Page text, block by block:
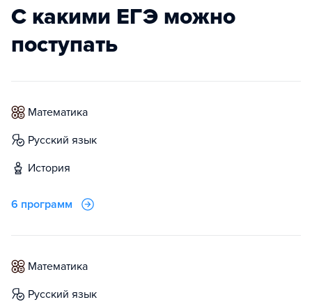
С какими ЕГЭ можно
поступать
математика
русский язык
история
6 программ
математика
русский язык